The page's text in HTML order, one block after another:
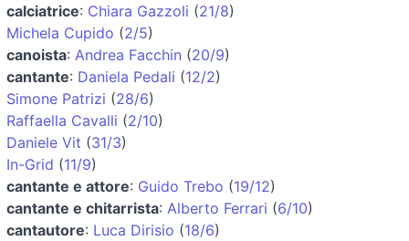
calciatrice: Chiara Gazzoli (21/8)
Michela Cupido (2/5)
canoista: Andrea Facchin (20/9)
cantante: Daniela Pedali (12/2)
Simone Patrizi (28/6)
Raffaella Cavalli (2/10)
Daniele Vit (31/3)
In-Grid (11/9)
cantante e attore: Guido Trebo (19/12)
cantante e chitarrista: Alberto Ferrari (6/10)
cantautore: Luca Dirisio (18/6)